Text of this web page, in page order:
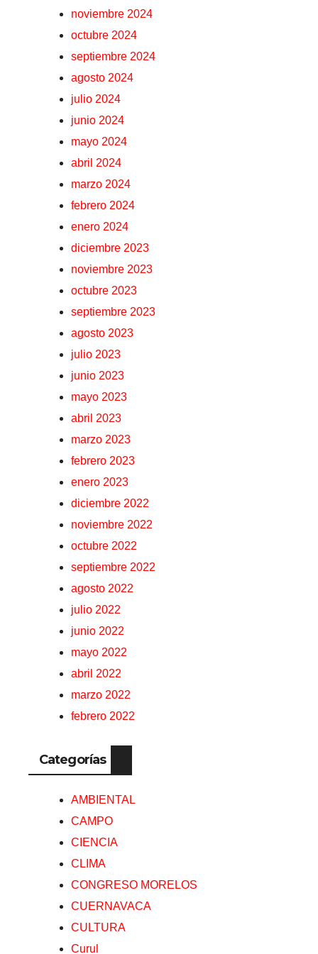
noviembre 2024
octubre 2024
septiembre 2024
agosto 2024
julio 2024
junio 2024
mayo 2024
abril 2024
marzo 2024
febrero 2024
enero 2024
diciembre 2023
noviembre 2023
octubre 2023
septiembre 2023
agosto 2023
julio 2023
junio 2023
mayo 2023
abril 2023
marzo 2023
febrero 2023
enero 2023
diciembre 2022
noviembre 2022
octubre 2022
septiembre 2022
agosto 2022
julio 2022
junio 2022
mayo 2022
abril 2022
marzo 2022
febrero 2022
Categorías
AMBIENTAL
CAMPO
CIENCIA
CLIMA
CONGRESO MORELOS
CUERNAVACA
CULTURA
Curul